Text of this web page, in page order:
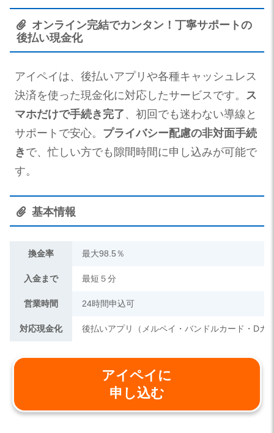
オンライン完結でカンタン！丁寧サポートの
後払い現金化
アイペイは、後払いアプリや各種キャッシュレス
決済を使った現金化に対応したサービスです。 ス
マホだけで手続き完了 、初回でも迷わない導線と
サポートで安心。 プライバシー配慮の非対面手続
き で、忙しい方でも隙間時間に申し込みが可能で
す。
基本情報
換金率 最大98.5％
入金まで 最短５分
営業時間 24時間申込可
対応現金化 後払いアプリ（メルペイ・バンドルカード・Dカ
アイペイに
申し込む